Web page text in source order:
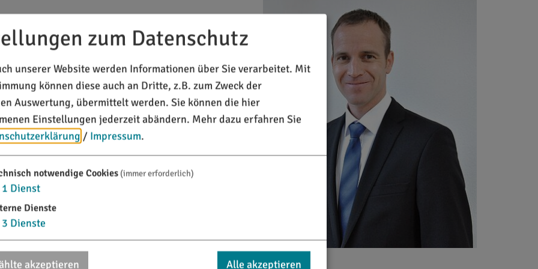
Titting sehr herzlich begrüßen.
geworden sind und sich ein Bild von
Sollten Sie auf den folgenden Seiten nicht alle
finden, nehmen Sie bitteKontaktmit uns auf.
Oberbayern im Landkreis Eichstätt im idyllischen
Altmühltal und insbesondere aufgrund der
Der Markt Titting ist eingebettet in
Die Höhenzüge sind geprägt von
Einblick in die römische Vergangenheit
als Bodendenkmal zum UNESCO-Welterbe
setzt.
und Bürger zeigen die vielen
zum Datenschutz
unserer Website werden Informationen über Sie verarbeitet. Mit
können diese auch an Dritte, z.B. zum Zweck der
Auswertung, übermittelt werden. Sie können die hier
Einstellungen jederzeit abändern. Mehr dazu erfahren Sie
/ Impressum.
notwendige Cookies (immer erforderlich)
1 Dienst
Dienste
3 Dienste
akzeptieren Alle akzeptieren